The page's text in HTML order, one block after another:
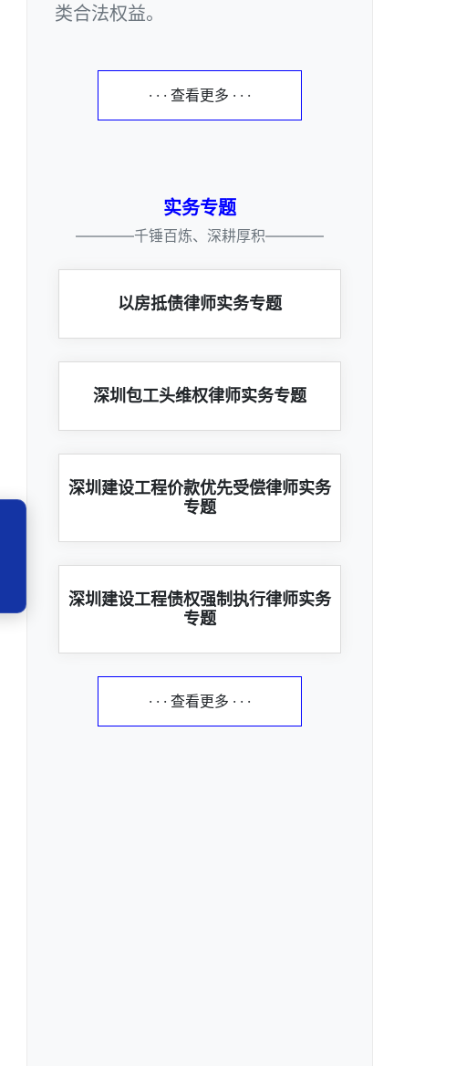
类合法权益。
· · · 查看更多 · · ·
实务专题
————千锤百炼、深耕厚积————
以房抵债律师实务专题
深圳包工头维权律师实务专题
深圳建设工程价款优先受偿律师实务
专题
深圳建设工程债权强制执行律师实务
专题
· · · 查看更多 · · ·